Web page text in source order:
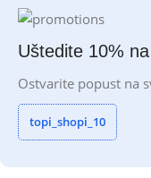
Uštedite 10%
Ostvarite popust na
topi_shopi_10